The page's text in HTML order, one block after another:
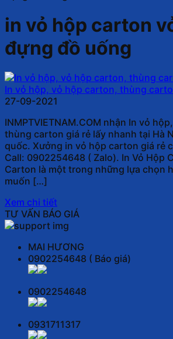
in vỏ hộp carton
đựng đồ uống
In vỏ hộp, vỏ hộp carton, thùng
27-09-2021
INMPTVIETNAM.COM nhận In vỏ
thùng carton giá rẻ lấy nhanh tại Hà
quốc. Xưởng in vỏ hộp carton giá rẻ
Call: 0902254648 ( Zalo). In Vỏ Hộp
Carton là một trong những lựa chọn
muốn […]
Xem chi tiết
TƯ VẤN BÁO GIÁ
MAI HƯƠNG
0902254648 ( Báo giá)
0902254648
0931711317